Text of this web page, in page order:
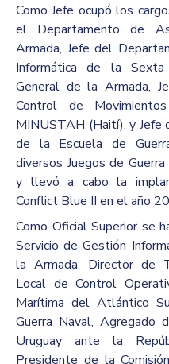
Como Jefe ocupó los
el Departamento de
Armada, Jefe del
Informática de la
General de la Armada,
Control de
MINUSTAH (Haití), y Jefe
de la Escuela de
diversos Juegos de
y llevó a cabo la
Conflict Blue II en el año
Como Oficial Superior se
Servicio de Gestión
la Armada, Director de
Local de Control
Marítima del Atlántico
Guerra Naval, Agregado
Uruguay ante la
Presidente de la